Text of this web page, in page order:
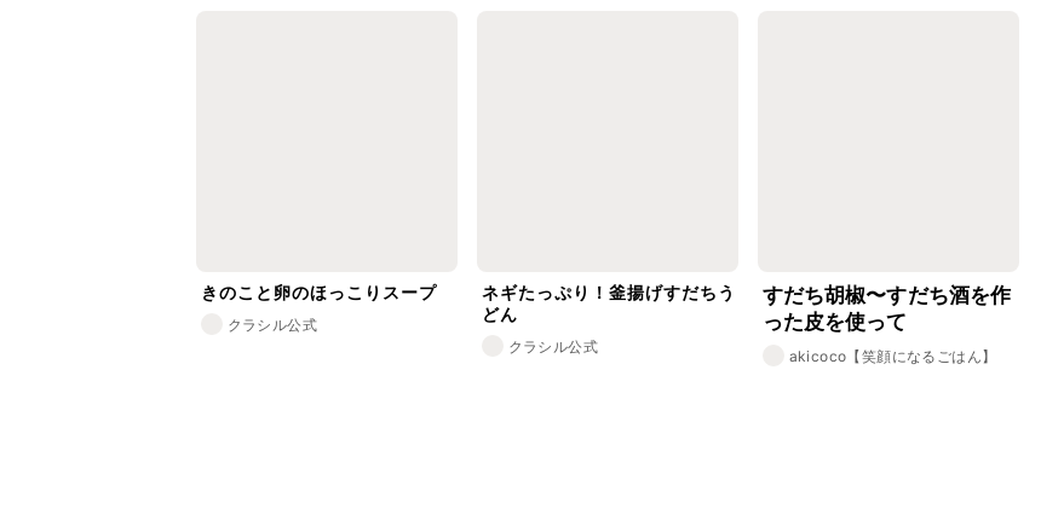
きのこと卵のほっこりスープ
クラシル公式
ネギたっぷり！釜揚げすだちう
どん
クラシル公式
すだち胡椒〜すだち酒を作
った皮を使って
akicoco【笑顔になるごはん】